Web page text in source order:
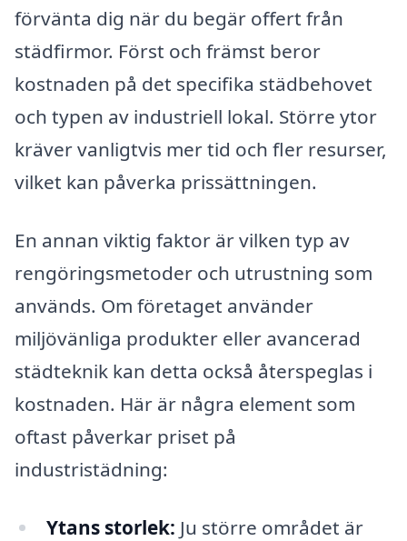
förvänta dig när du begär offert från
städfirmor. Först och främst beror
kostnaden på det specifika städbehovet
och typen av industriell lokal. Större ytor
kräver vanligtvis mer tid och fler resurser,
vilket kan påverka prissättningen.
En annan viktig faktor är vilken typ av
rengöringsmetoder och utrustning som
används. Om företaget använder
miljövänliga produkter eller avancerad
städteknik kan detta också återspeglas i
kostnaden. Här är några element som
oftast påverkar priset på
industristädning:
Ytans storlek: Ju större området är